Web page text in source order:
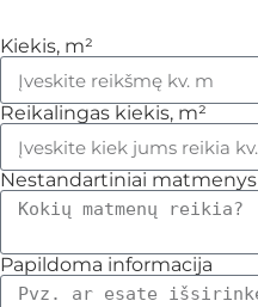
Kiekis, m²
Reikalingas kiekis, m²
Nestandartiniai matmenys
Papildoma informacija